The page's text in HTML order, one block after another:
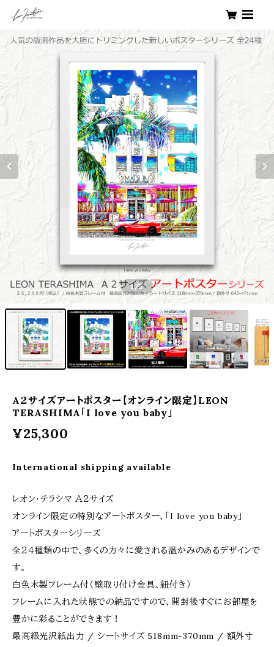
1/5
A２サイズアートポスター【オンライン限定】LEON
TERASHIMA「I love you baby」
¥25,300
International shipping available
レオン・テラシマ Ａ２サイズ
オンライン限定の特別なアートポスター、「I love you baby」
アートポスターシリーズ
全２４種類の中で、多くの方々に愛される温かみのあるデザインで
す。
白色木製フレーム付（壁取り付け金具、紐付き）
フレームに入れた状態での納品ですので、開封後すぐにお部屋を
豊かに彩ることができます！
最高級光沢紙出力 / シートサイズ 518mm-370mm / 額外寸